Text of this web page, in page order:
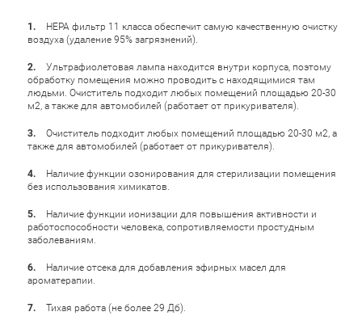
HEPA фильтр 11 класса обеспечит самую качественную очистку
воздуха (удаление 95% загрязнений).
Ультрафиолетовая лампа находится внутри корпуса, поэтому
обработку помещения можно проводить с находящимися там
людьми. Очиститель подходит любых помещений площадью 20-30
м2, а также для автомобилей (работает от прикуривателя).
Очиститель подходит любых помещений площадью 20-30 м2, а
также для автомобилей (работает от прикуривателя).
Наличие функции озонирования для стерилизации помещения
без использования химикатов.
Наличие функции ионизации для повышения активности и
работоспособности человека, сопротивляемости простудным
заболеваниям.
Наличие отсека для добавления эфирных масел для
ароматерапии.
Тихая работа (не более 29 Дб).